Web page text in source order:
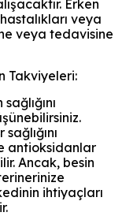
Erken
veya
veya tedavisine
Takviyeleri:
antioksidanlar
Ancak, besin
ihtiyaçları